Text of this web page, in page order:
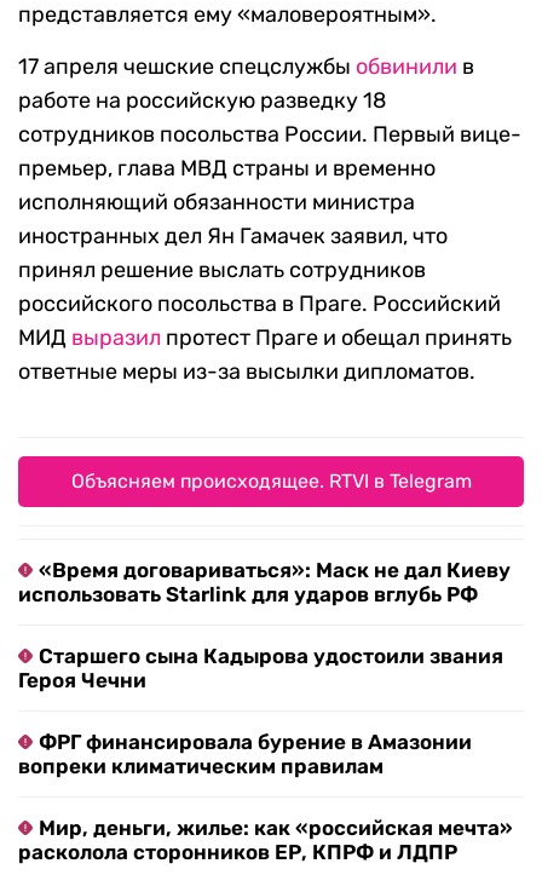
представляется ему «маловероятным».
17 апреля чешские спецслужбы обвинили в
работе на российскую разведку 18
сотрудников посольства России. Первый вице-
премьер, глава МВД страны и временно
исполняющий обязанности министра
иностранных дел Ян Гамачек заявил, что
принял решение выслать сотрудников
российского посольства в Праге. Российский
МИД выразил протест Праге и обещал принять
ответные меры из-за высылки дипломатов.
Объясняем происходящее. RTVI в Telegram
«Время договариваться»: Маск не дал Киеву
использовать Starlink для ударов вглубь РФ
Старшего сына Кадырова удостоили звания
Героя Чечни
ФРГ финансировала бурение в Амазонии
вопреки климатическим правилам
Мир, деньги, жилье: как «российская мечта»
расколола сторонников ЕР, КПРФ и ЛДПР